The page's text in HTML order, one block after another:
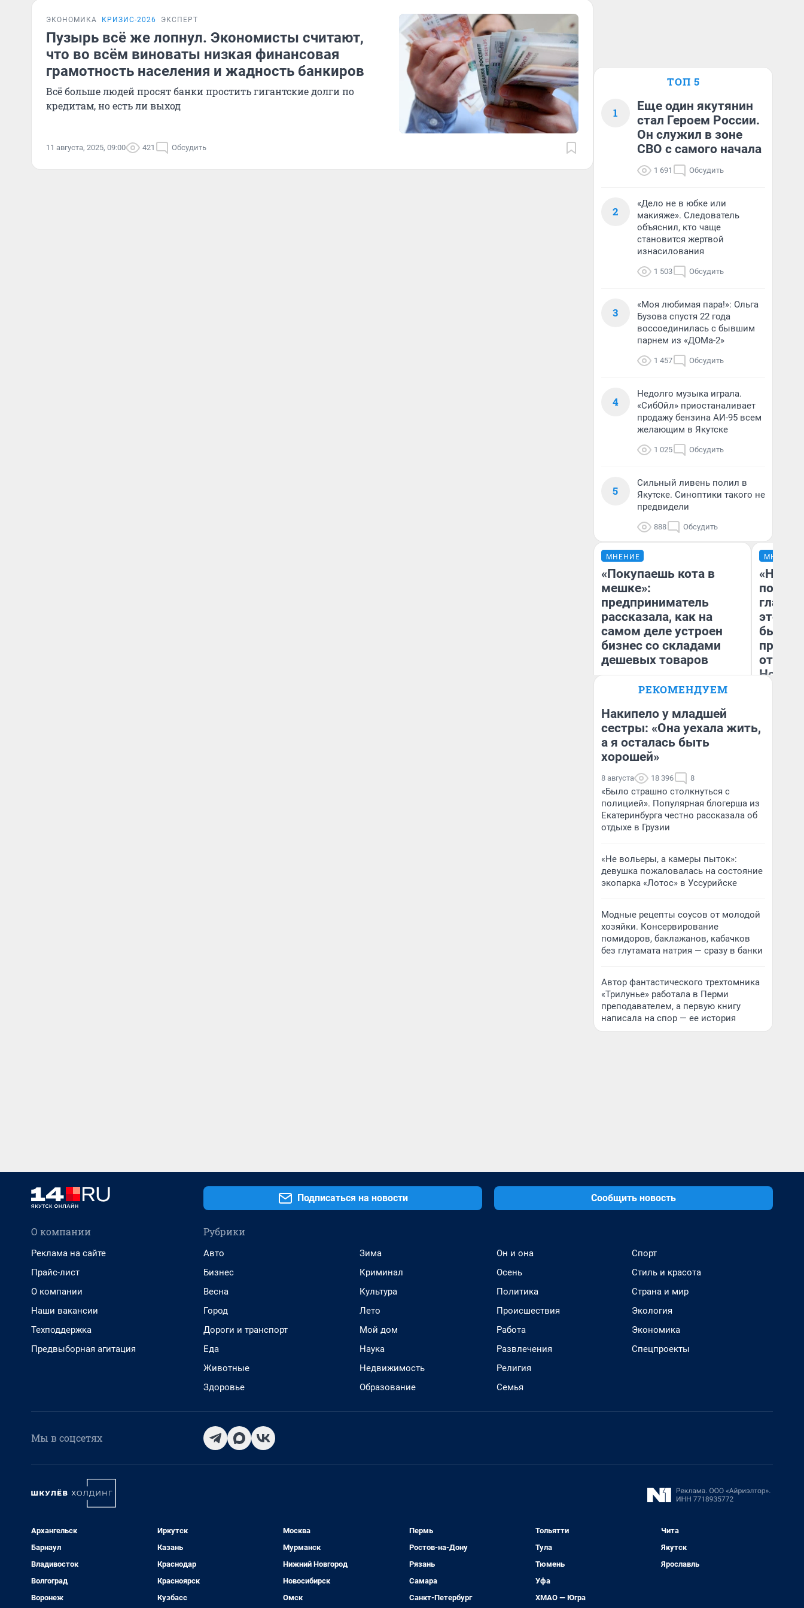
ЭКОНОМИКА КРИЗИС-2026 ЭКСПЕРТ
Пузырь всё же лопнул. Экономисты считают,
что во всём виноваты низкая финансовая
грамотность населения и жадность банкиров
Всё больше людей просят банки простить гигантские долги по
кредитам, но есть ли выход
11 августа, 2025, 09:00 421 Обсудить
ТОП 5
1
Еще один якутянин
стал Героем России.
Он служил в зоне
СВО с самого начала
1 691 Обсудить
2
«Дело не в юбке или
макияже». Следователь
объяснил, кто чаще
становится жертвой
изнасилования
1 503 Обсудить
3
«Моя любимая пара!»: Ольга
Бузова спустя 22 года
воссоединилась с бывшим
парнем из «ДОМа-2»
1 457 Обсудить
4
Недолго музыка играла.
«СибОйл» приостаналивает
продажу бензина АИ-95 всем
желающим в Якутске
1 025 Обсудить
5
Сильный ливень полил в
Якутске. Синоптики такого не
предвидели
888 Обсудить
МНЕНИЕ
«Покупаешь кота в
мешке»:
предприниматель
рассказала, как на
самом деле устроен
бизнес со складами
дешевых товаров
Наталья Шорохова
деньги соцразвития
МНЕНИЕ
этого
бьет
отзыв
Нолана
РЕКОМЕНДУЕМ
Накипело у младшей
сестры: «Она уехала жить,
а я осталась быть
хорошей»
8 августа 18 396 8
«Было страшно столкнуться с
полицией». Популярная блогерша из
Екатеринбурга честно рассказала об
отдыхе в Грузии
«Не вольеры, а камеры пыток»:
девушка пожаловалась на состояние
экопарка «Лотос» в Уссурийске
Модные рецепты соусов от молодой
хозяйки. Консервирование
помидоров, баклажанов, кабачков
без глутамата натрия — сразу в банки
Автор фантастического трехтомника
«Трилунье» работала в Перми
преподавателем, а первую книгу
написала на спор — ее история
Подписаться на новости Сообщить новость
О компании
Реклама на сайте
Прайс-лист
О компании
Наши вакансии
Техподдержка
Предвыборная агитация
Рубрики
Авто
Бизнес
Весна
Город
Дороги и транспорт
Еда
Животные
Здоровье
Зима
Криминал
Культура
Лето
Мой дом
Наука
Недвижимость
Образование
Он и она
Осень
Политика
Происшествия
Работа
Развлечения
Религия
Семья
Спорт
Стиль и красота
Страна и мир
Экология
Экономика
Спецпроекты
Мы в соцсетях
Архангельск
Барнаул
Владивосток
Волгоград
Воронеж
Иркутск
Казань
Краснодар
Красноярск
Кузбасс
Москва
Мурманск
Нижний Новгород
Новосибирск
Омск
Пермь
Ростов-на-Дону
Рязань
Самара
Санкт-Петербург
Тольятти
Тула
Тюмень
Уфа
ХМАО — Югра
Чита
Якутск
Ярославль